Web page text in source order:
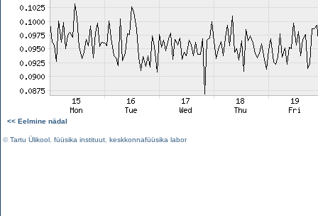
<< Eelmine nädal
©Tartu Ülikool füüsika instituut keskkonnafüüsika labor